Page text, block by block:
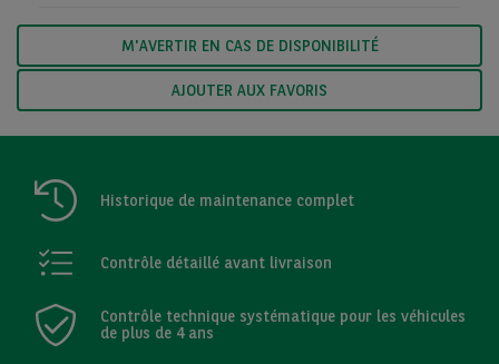
M'AVERTIR EN CAS DE DISPONIBILITÉ
AJOUTER AUX FAVORIS
Historique de maintenance complet
Contrôle détaillé avant livraison
Contrôle technique systématique pour les véhicules
de plus de 4 ans